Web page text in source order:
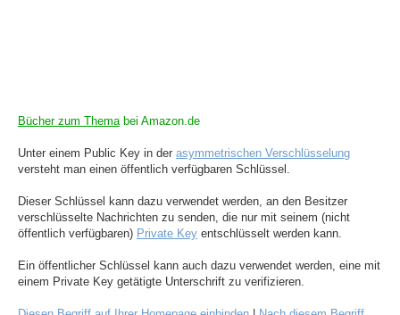
Bücher zum Themabei Amazon.de
Unter einem Public Key in der asymmetrischen Verschlüsselung
versteht man einen öffentlich verfügbaren Schlüssel.
Dieser Schlüssel kann dazu verwendet werden, an den Besitzer
verschlüsselte Nachrichten zu senden, die nur mit seinem (nicht
öffentlich verfügbaren) Private Key entschlüsselt werden kann.
Ein öffentlicher Schlüssel kann auch dazu verwendet werden, eine mit
einem Private Key getätigte Unterschrift zu verifizieren.